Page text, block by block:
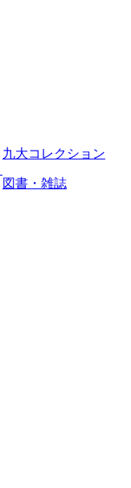
九大コレクション
図書・雑誌